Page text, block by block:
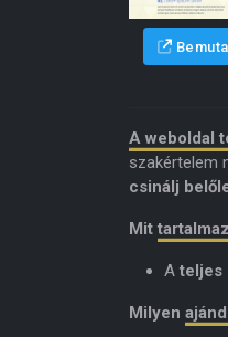
A weboldal
szakértelem
csinálj
Mit tartalmaz
A teljes
Milyen